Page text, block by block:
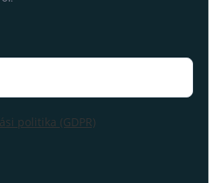
politika (GDPR)